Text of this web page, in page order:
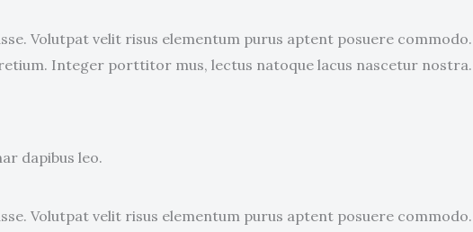
Volutpat velit risus elementum purus aptent posuere commodo.
Integer porttitor mus, lectus natoque lacus nascetur nostra.
dapibus leo.
Volutpat velit risus elementum purus aptent posuere commodo.